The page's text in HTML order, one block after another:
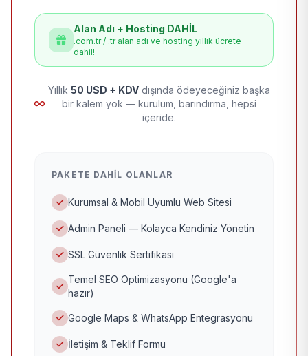
Alan Adı + Hosting DAHİL
.com.tr / .tr alan adı ve hosting yıllık ücrete
dahil!
Yıllık 50 USD + KDV dışında ödeyeceğiniz başka
bir kalem yok — kurulum, barındırma, hepsi
içeride.
PAKETE DAHIL OLANLAR
Kurumsal & Mobil Uyumlu Web Sitesi
Admin Paneli — Kolayca Kendiniz Yönetin
SSL Güvenlik Sertifikası
Temel SEO Optimizasyonu (Google'a
hazır)
Google Maps & WhatsApp Entegrasyonu
İletişim & Teklif Formu